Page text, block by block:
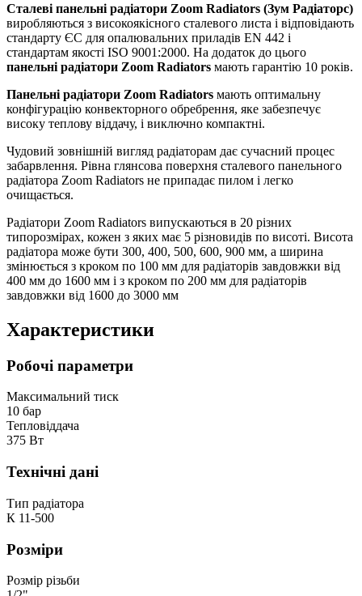
Сталеві панельні радіатори Zoom Radiators (Зум Радіаторс)
виробляються з високоякісного сталевого листа і відповідають
стандарту ЄС для опалювальних приладів EN 442 і
стандартам якості ISO 9001:2000. На додаток до цього
панельні радіатори Zoom Radiators мають гарантію 10 років.
Панельні радіатори Zoom Radiators мають оптимальну
конфігурацію конвекторного обребрення, яке забезпечує
високу теплову віддачу, і виключно компактні.
Чудовий зовнішній вигляд радіаторам дає сучасний процес
забарвлення. Рівна глянсова поверхня сталевого панельного
радіатора Zoom Radiators не припадає пилом і легко
очищається.
Радіатори Zoom Radiators випускаються в 20 різних
типорозмірах, кожен з яких має 5 різновидів по висоті. Висота
радіатора може бути 300, 400, 500, 600, 900 мм, а ширина
змінюється з кроком по 100 мм для радіаторів завдовжки від
400 мм до 1600 мм і з кроком по 200 мм для радіаторів
завдовжки від 1600 до 3000 мм
Характеристики
Робочі параметри
Максимальний тиск
10 бар
Тепловіддача
375 Вт
Технічні дані
Тип радіатора
К 11-500
Розміри
Розмір різьби